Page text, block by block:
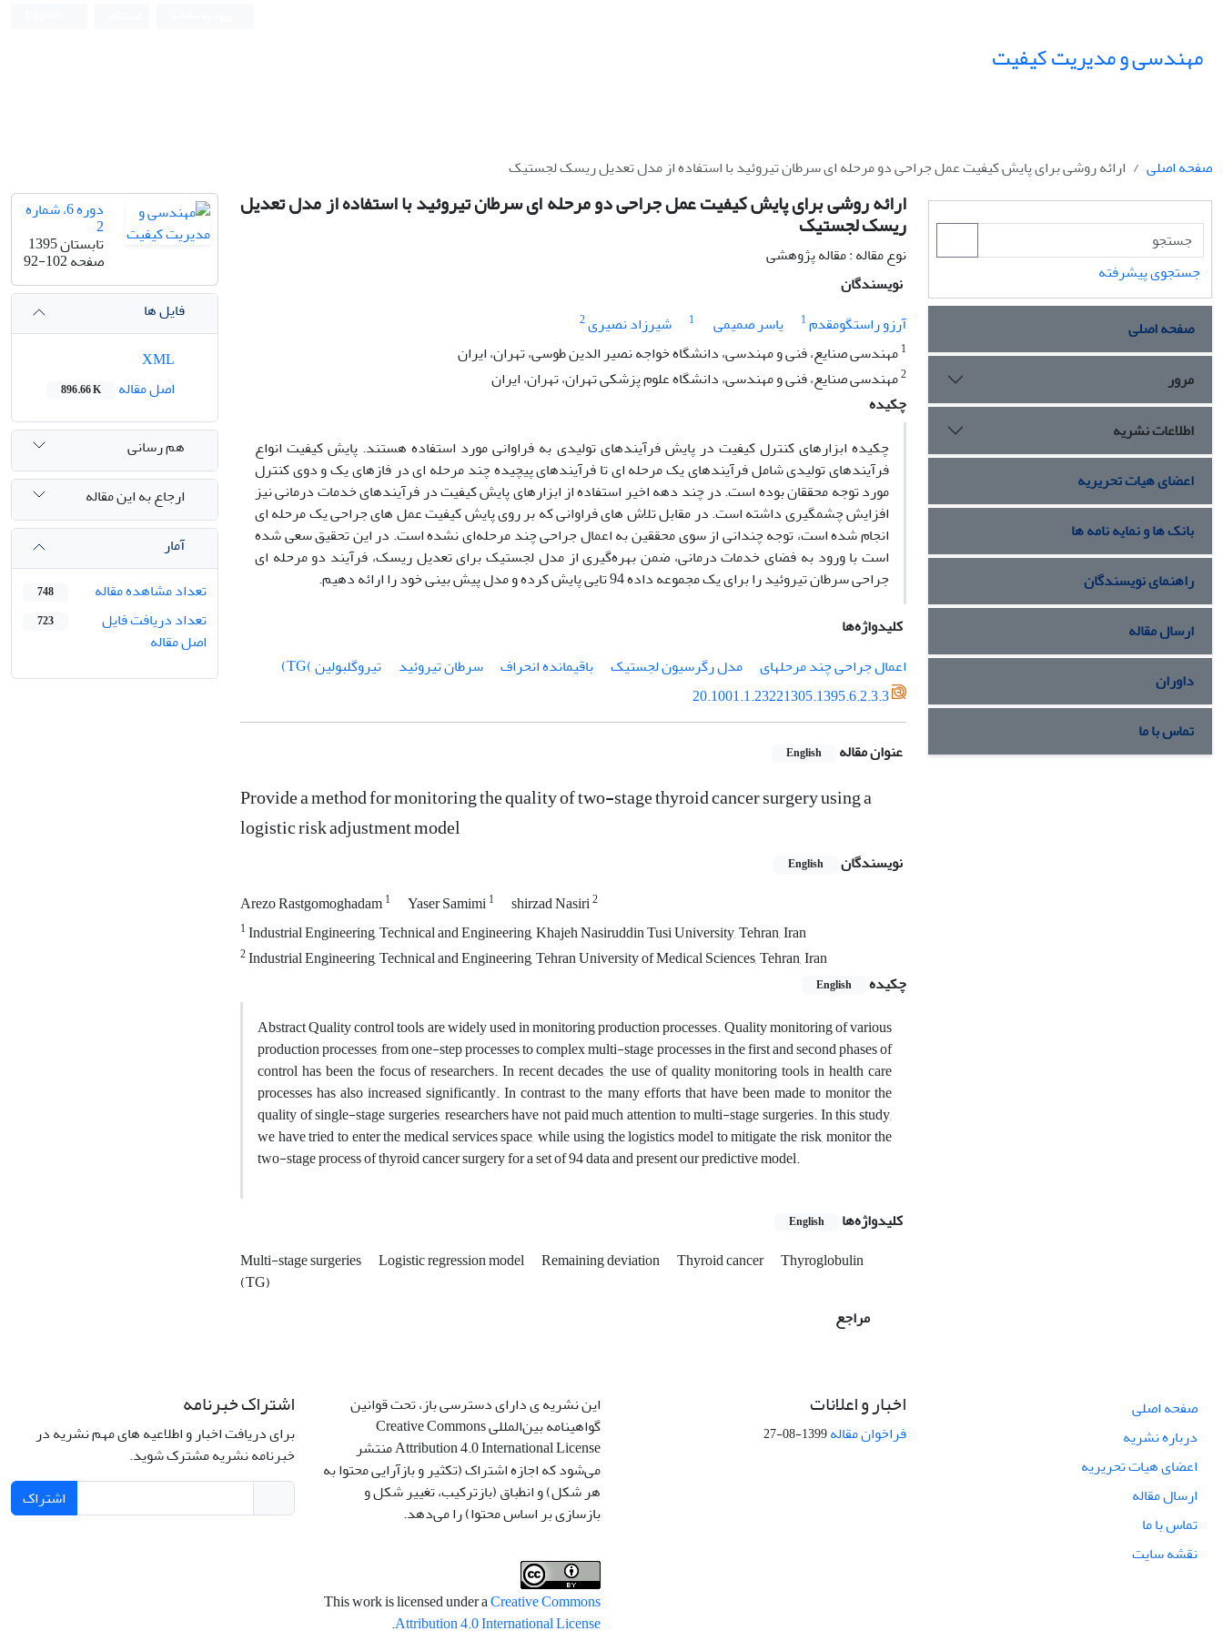
مهندسی و مدیریت کیفیت
صفحه اصلی ارائه روشی برای پایش کیفیت عمل جراحی دو مرحله ای سرطان تیروئید با استفاده از مدل تعدیل ریسک لجستیک
ارائه روشی برای پایش کیفیت عمل جراحی دو مرحله ای سرطان تیروئید با استفاده از مدل تعدیل
ریسک لجستیک
نوع مقاله : مقاله پژوهشی
نویسندگان
آرزو راستگومقدم1 یاسر صمیمی 1 شیرزاد نصیری2
1مهندسی صنایع، فنی و مهندسی، دانشگاه خواجه نصیر الدین طوسی، تهران، ایران
2مهندسی صنایع، فنی و مهندسی، دانشگاه علوم پزشکی تهران، تهران، ایران
چکیده
چکیده ابزارهای کنترل کیفیت در پایش فرآیندهای تولیدی به فراوانی مورد استفاده هستند. پایش کیفیت انواع
فرآیندهای تولیدی شامل فرآیندهای یک مرحله ای تا فرآیندهای پیچیده چند مرحله ای در فازهای یک و دوی کنترل
مورد توجه محققان بوده است. در چند دهه اخیر استفاده از ابزارهای پایش کیفیت در فرآیندهای خدمات درمانی نیز
افزایش چشمگیری داشته است. در مقابل تلاش های فراوانی که بر روی پایش کیفیت عمل های جراحی یک مرحله ای
انجام شده است، توجه چندانی از سوی محققین به اعمال جراحی چند مرحله‌ای نشده است. در این تحقیق سعی شده
است با ورود به فضای خدمات درمانی، ضمن بهره‌گیری از مدل لجستیک برای تعدیل ریسک، فرآیند دو مرحله ای
جراحی سرطان تیروئید را برای یک مجموعه داده 94 تایی پایش کرده و مدل پیش بینی خود را ارائه دهیم.
کلیدواژه‌ها
اعمال جراحی چند مرحلهای
مدل رگرسیون لجستیک باقیمانده انحراف سرطان تیروئید
تیروگلبولین )TG)
20.1001.1.23221305.1395.6.2.3.3
عنوان مقاله English
Provide a method for monitoring the quality of two-stage thyroid cancer surgery using a
logistic risk adjustment model
نویسندگان English
Arezo Rastgomoghadam1 Yaser Samimi1 shirzad Nasiri2
1Industrial Engineering, Technical and Engineering, Khajeh Nasiruddin Tusi University, Tehran, Iran
2Industrial Engineering, Technical and Engineering, Tehran University of Medical Sciences, Tehran, Iran
چکیده
English
Abstract Quality control tools are widely used in monitoring production processes. Quality monitoring of various
production processes, from one-step processes to complex multi-stage processes in the first and second phases of
control has been the focus of researchers. In recent decades, the use of quality monitoring tools in health care
processes has also increased significantly. In contrast to the many efforts that have been made to monitor the
quality of single-stage surgeries, researchers have not paid much attention to multi-stage surgeries. In this study,
we have tried to enter the medical services space, while using the logistics model to mitigate the risk, monitor the
two-stage process of thyroid cancer surgery for a set of 94 data and present our predictive model.
کلیدواژه‌ها English
Multi-stage surgeries Logistic regression model Remaining deviation Thyroid cancer Thyroglobulin
(TG)
مراجع
دوره 6، شماره
2
تابستان 1395
صفحه92-102
فایل ها
اصل مقاله
896.66 K
هم رسانی
ارجاع به این مقاله
آمار
تعداد مشاهده مقاله
748
تعداد دریافت فایل
اصل مقاله
723
جستجوی پیشرفته
صفحه اصلی
مرور
اطلاعات نشریه
اعضای هیات تحریریه
بانک ها و نمایه نامه ها
راهنمای نویسندگان
ارسال مقاله
داوران
تماس با ما
صفحه اصلی
درباره نشریه
اعضای هیات تحریریه
ارسال مقاله
تماس با ما
نقشه سایت
اخبار و اعلانات
فراخوان مقاله1399-08-27
این نشریه ی دارای دسترسی باز، تحت قوانین
گواهینامه بین‌المللی Creative Commons
Attribution 4.0 International License منتشر
می‌شود که اجازه اشتراک (تکثیر و بازآرایی محتوا به
هر شکل) و انطباق (بازترکیب، تغییر شکل و
بازسازی بر اساس محتوا) را می‌دهد.
This work is licensed under aCreative Commons
Attribution 4.0 International License
.
اشتراک خبرنامه
برای دریافت اخبار و اطلاعیه های مهم نشریه در
خبرنامه نشریه مشترک شوید.
اشتراک